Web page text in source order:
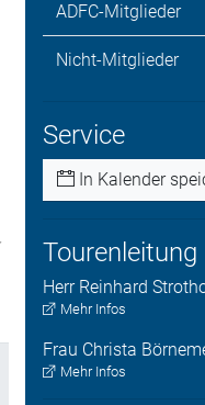
ADFC-Mitglieder
Nicht-Mitglieder
Service
In Kalender
Tourenleitung
Herr Reinhard
Mehr Infos
Frau Christa
Mehr Infos